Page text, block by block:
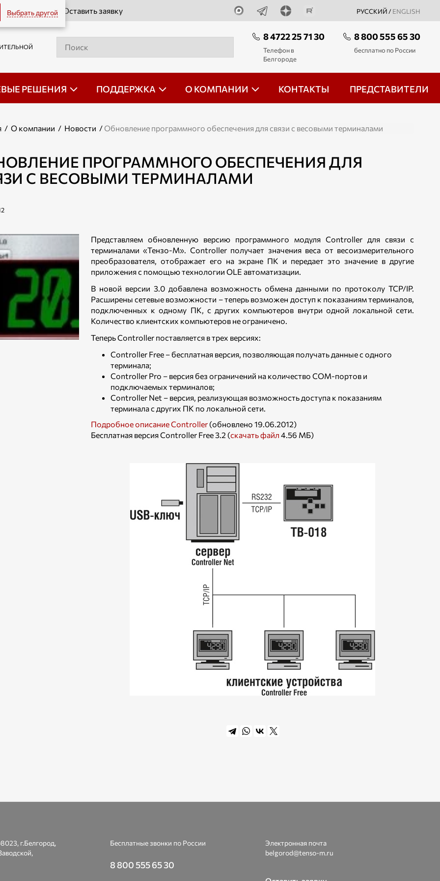
Выбрать другой РУССКИЙ / ENGLISH
Оставить заявку
8 4722 25 71 30
Телефон в
Белгороде
8 800 555 65 30
бесплатно по России
РЕШЕНИЯ ПОДДЕРЖКА О КОМПАНИИ КОНТАКТЫ ПРЕДСТАВИТЕЛИ
/ О компании / Новости / Обновление программного обеспечения для связи с весовыми терминалами
ПРОГРАММНОГО ОБЕСПЕЧЕНИЯ ДЛЯ
С ВЕСОВЫМИ ТЕРМИНАЛАМИ
Представляем обновленную версию программного модуля Controller для связи с
терминалами «Тензо-М». Controller получает значения веса от весоизмерительного
преобразователя, отображает его на экране ПК и передает это значение в другие
приложения с помощью технологии OLE автоматизации.
В новой версии 3.0 добавлена возможность обмена данными по протоколу TCP/IP.
Расширены сетевые возможности – теперь возможен доступ к показаниям терминалов,
подключенных к одному ПК, с других компьютеров внутри одной локальной сети.
Количество клиентских компьютеров не ограничено.
Теперь Controller поставляется в трех версиях:
Controller Free – бесплатная версия, позволяющая получать данные с одного
терминала;
Controller Pro – версия без ограничений на количество COM-портов и
подключаемых терминалов;
Controller Net – версия, реализующая возможность доступа к показаниям
терминала с других ПК по локальной сети.
Подробное описание Controller(обновлено 19.06.2012)
Бесплатная версия Controller Free 3.2 (скачать файл 4.56 МБ)
г.Белгород,
Бесплатные звонки по России
8 800 555 65 30
Электронная почта
belgorod@tenso-m.ru